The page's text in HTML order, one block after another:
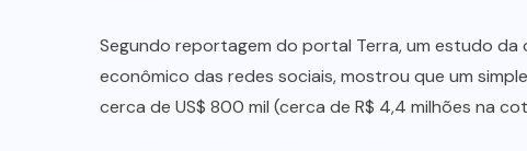
Segundo reportagem do portal Terra, um estudo
econômico das redes sociais, mostrou que um
cerca de US$ 800 mil (cerca de R$ 4,4 milhões na